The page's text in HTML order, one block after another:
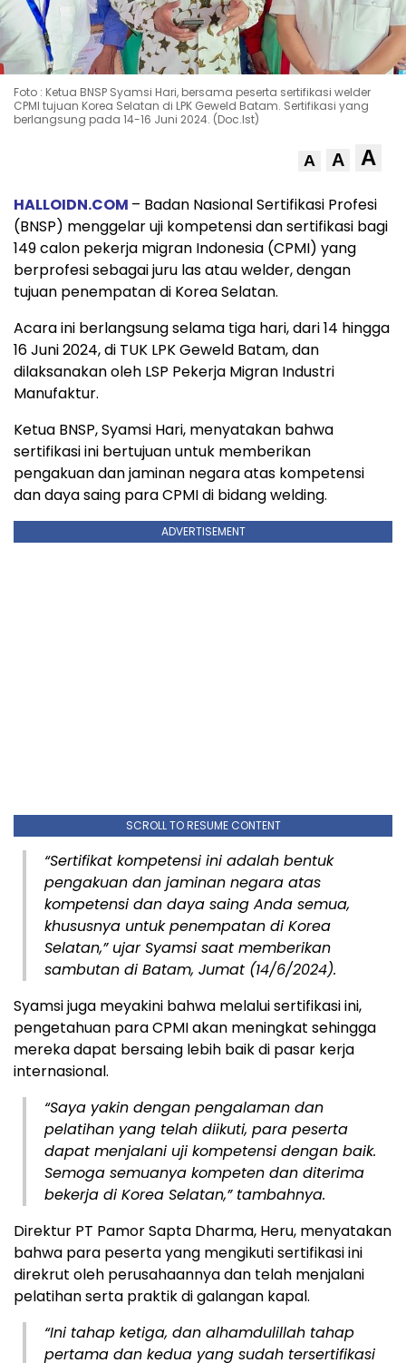
Foto : Ketua BNSP Syamsi Hari, bersama peserta sertifikasi welder
CPMI tujuan Korea Selatan di LPK Geweld Batam. Sertifikasi yang
berlangsung pada 14-16 Juni 2024. (Doc.Ist)
A A A
HALLOIDN.COM – Badan Nasional Sertifikasi Profesi
(BNSP) menggelar uji kompetensi dan sertifikasi bagi
149 calon pekerja migran Indonesia (CPMI) yang
berprofesi sebagai juru las atau welder, dengan
tujuan penempatan di Korea Selatan.
Acara ini berlangsung selama tiga hari, dari 14 hingga
16 Juni 2024, di TUK LPK Geweld Batam, dan
dilaksanakan oleh LSP Pekerja Migran Industri
Manufaktur.
Ketua BNSP, Syamsi Hari, menyatakan bahwa
sertifikasi ini bertujuan untuk memberikan
pengakuan dan jaminan negara atas kompetensi
dan daya saing para CPMI di bidang welding.
ADVERTISEMENT
SCROLL TO RESUME CONTENT
“Sertifikat kompetensi ini adalah bentuk
pengakuan dan jaminan negara atas
kompetensi dan daya saing Anda semua,
khususnya untuk penempatan di Korea
Selatan,” ujar Syamsi saat memberikan
sambutan di Batam, Jumat (14/6/2024).
Syamsi juga meyakini bahwa melalui sertifikasi ini,
pengetahuan para CPMI akan meningkat sehingga
mereka dapat bersaing lebih baik di pasar kerja
internasional.
“Saya yakin dengan pengalaman dan
pelatihan yang telah diikuti, para peserta
dapat menjalani uji kompetensi dengan baik.
Semoga semuanya kompeten dan diterima
bekerja di Korea Selatan,” tambahnya.
Direktur PT Pamor Sapta Dharma, Heru, menyatakan
bahwa para peserta yang mengikuti sertifikasi ini
direkrut oleh perusahaannya dan telah menjalani
pelatihan serta praktik di galangan kapal.
“Ini tahap ketiga, dan alhamdulillah tahap
pertama dan kedua yang sudah tersertifikasi